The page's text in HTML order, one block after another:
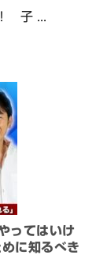
子 ...
ってはいけ
に知るべき